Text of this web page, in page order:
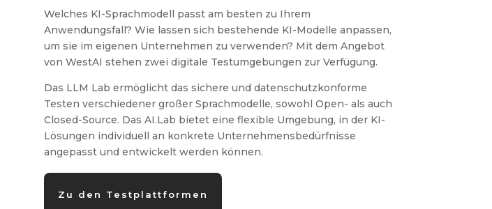
Welches KI-Sprachmodell passt am besten zu Ihrem
Anwendungsfall? Wie lassen sich bestehende KI-Modelle anpassen,
um sie im eigenen Unternehmen zu verwenden? Mit dem Angebot
von WestAI stehen zwei digitale Testumgebungen zur Verfügung.
Das LLM Lab ermöglicht das sichere und datenschutzkonforme
Testen verschiedener großer Sprachmodelle, sowohl Open- als auch
Closed-Source. Das AI.Lab bietet eine flexible Umgebung, in der KI-
Lösungen individuell an konkrete Unternehmensbedürfnisse
angepasst und entwickelt werden können.
Zu den Testplattformen